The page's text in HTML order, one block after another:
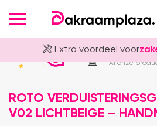
Extra voordeel voor
Officieel
Al onze
ROTO
V02 LICHTBEIGE –